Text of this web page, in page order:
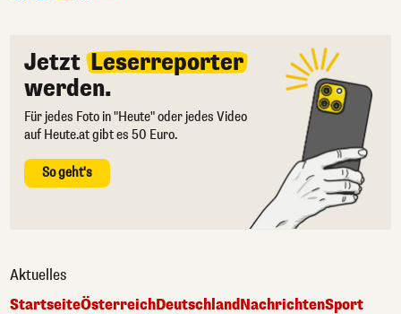
Jetzt Leserreporter
werden.
Für jedes Foto in "Heute" oder jedes Video
auf Heute.at gibt es 50 Euro.
So geht's
Aktuelles
StartseiteÖsterreichDeutschlandNachrichtenSport